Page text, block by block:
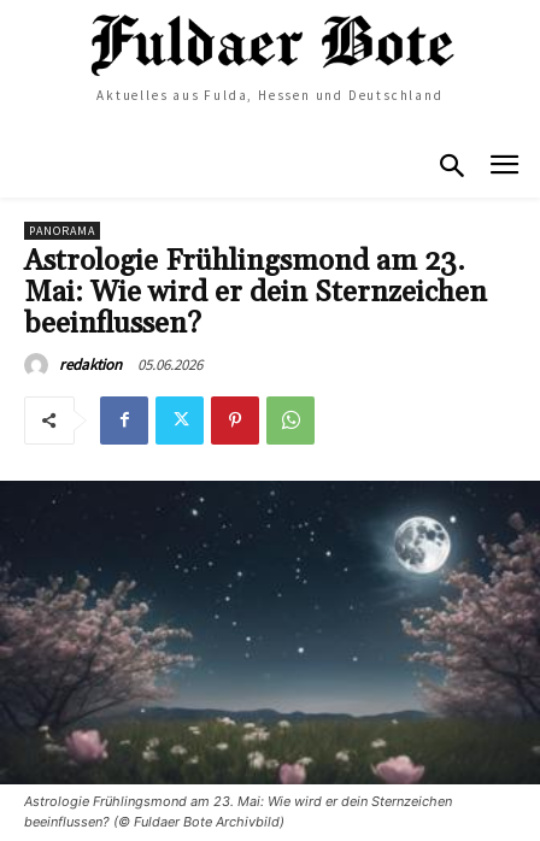
Aktuelles aus Fulda, Hessen und Deutschland
PANORAMA
Astrologie Frühlingsmond am 23.
Mai: Wie wird er dein Sternzeichen
beeinflussen?
redaktion 05.06.2026
Astrologie Frühlingsmond am 23. Mai: Wie wird er dein Sternzeichen
beeinflussen? (© Fuldaer Bote Archivbild)